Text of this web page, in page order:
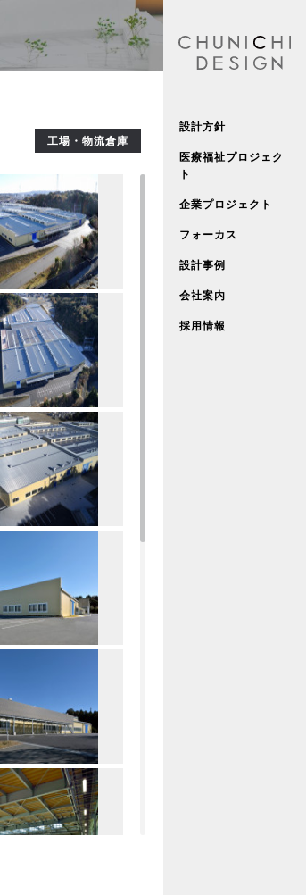
設計方針
医療福祉プロジェク
ト
企業プロジェクト
フォーカス
設計事例
会社案内
採用情報
工場・物流倉庫